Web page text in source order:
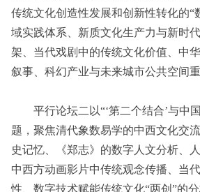
传统文化创造性发展和创新性转化的“
域实践体系、新质文化生产力与新时
架、当代戏剧中的传统文化价值、中
叙事、科幻产业与未来城市公共空间
平行论坛二以“‘第二个结合’与中
题，聚焦清代象数易学的中西文化交
史记忆、《郑志》的数字人文分析、
中西方动画影片中传统观念传播、当
性、数字技术赋能传统文化“两创”的